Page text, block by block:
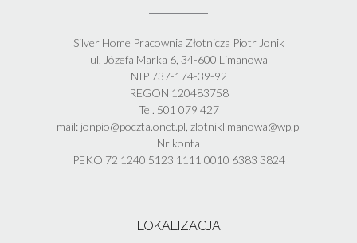
Silver Home Pracownia Złotnicza Piotr Jonik
ul. Józefa Marka 6, 34-600 Limanowa
NIP 737-174-39-92
REGON 120483758
Tel. 501 079 427
mail: jonpio@poczta.onet.pl, zlotniklimanowa@wp.pl
Nr konta
PEKO 72 1240 5123 1111 0010 6383 3824
LOKALIZACJA